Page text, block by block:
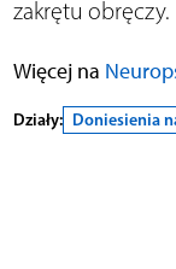
zakrętu obręczy.
Więcej na
Działy: Doniesienia